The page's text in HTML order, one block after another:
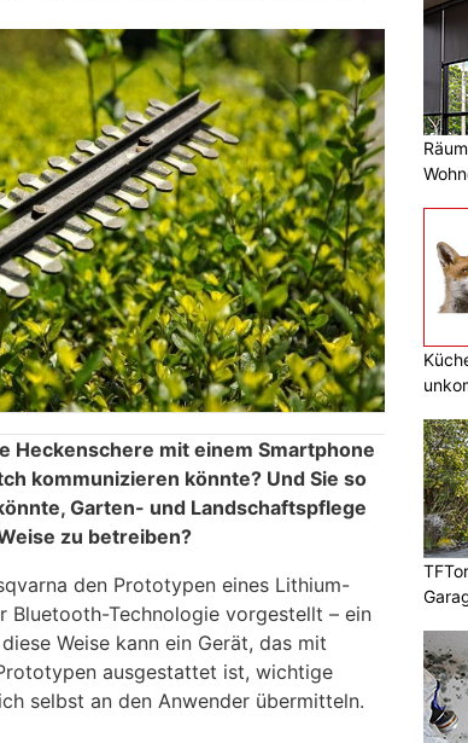
Heckenschere mit einem Smartphone
kommunizieren könnte? Und Sie so
Garten- und Landschaftspflege
zu betreiben?
den Prototypen eines Lithium-
Bluetooth-Technologie vorgestellt – ein
Weise kann ein Gerät, das mit
ausgestattet ist, wichtige
selbst an den Anwender übermitteln.